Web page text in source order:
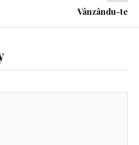
Vânzându-te